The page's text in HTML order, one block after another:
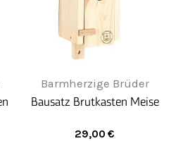
Barmherzige Brüder
Bausatz Brutkasten Meise
29,00 €